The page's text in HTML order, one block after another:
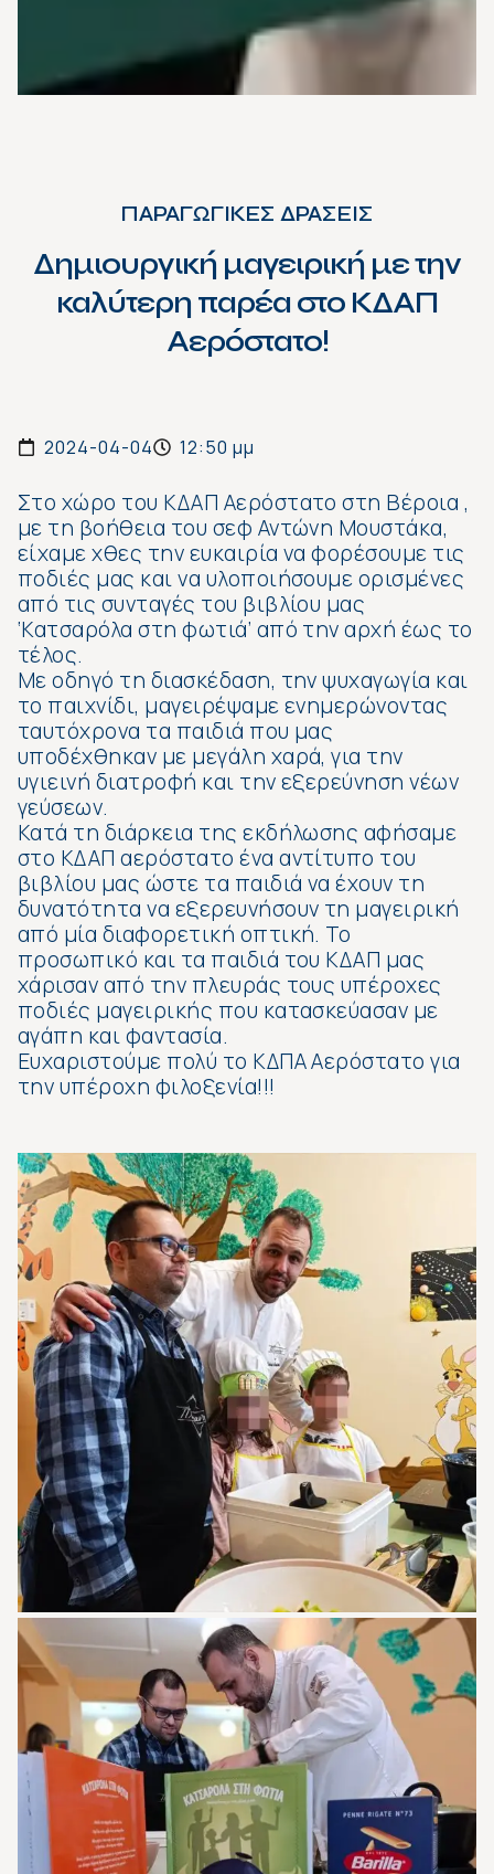
ΠΑΡΑΓΩΓΙΚΕΣ ΔΡΑΣΕΙΣ
Δημιουργική μαγειρική με την
καλύτερη παρέα στο ΚΔΑΠ
Αερόστατο!
2024-04-04 12:50 μμ
Στο χώρο του ΚΔΑΠ Αερόστατο στη Βέροια ,
με τη βοήθεια του σεφ Αντώνη Μουστάκα,
είχαμε χθες την ευκαιρία να φορέσουμε τις
ποδιές μας και να υλοποιήσουμε ορισμένες
από τις συνταγές του βιβλίου μας
‘Κατσαρόλα στη φωτιά’ από την αρχή έως το
τέλος.
Με οδηγό τη διασκέδαση, την ψυχαγωγία και
το παιχνίδι, μαγειρέψαμε ενημερώνοντας
ταυτόχρονα τα παιδιά που μας
υποδέχθηκαν με μεγάλη χαρά, για την
υγιεινή διατροφή και την εξερεύνηση νέων
γεύσεων.
Κατά τη διάρκεια της εκδήλωσης αφήσαμε
στο ΚΔΑΠ αερόστατο ένα αντίτυπο του
βιβλίου μας ώστε τα παιδιά να έχουν τη
δυνατότητα να εξερευνήσουν τη μαγειρική
από μία διαφορετική οπτική. Το
προσωπικό και τα παιδιά του ΚΔΑΠ μας
χάρισαν από την πλευράς τους υπέροχες
ποδιές μαγειρικής που κατασκεύασαν με
αγάπη και φαντασία.
Ευχαριστούμε πολύ το ΚΔΠΑ Αερόστατο για
την υπέροχη φιλοξενία!!!